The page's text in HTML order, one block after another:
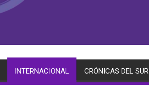
INTERNACIONAL CRÓNICAS DEL SUR